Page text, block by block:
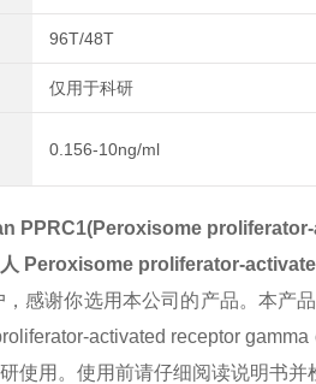
96T/48T
仅用于科研
0.156-10ng/ml
PPRC1(Peroxisome
人 Peroxisome proliferator-
，感谢你选用本公司的产品。本产
activated receptor
使用。使用前请仔细阅读说明书